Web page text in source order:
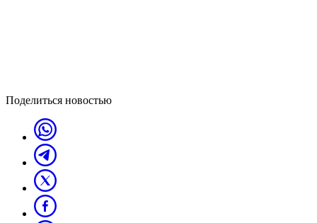
Поделиться новостью